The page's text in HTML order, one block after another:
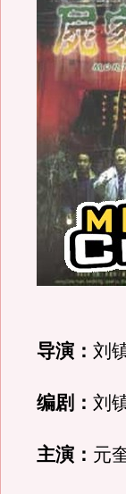
导演： 刘
编剧： 刘
主演： 元